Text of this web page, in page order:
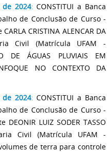
2024: CONSTITUI a Banca
de Conclusão de Curso -
CRISTINA ALENCAR DA
Civil (Matrícula UFAM -
DE ÁGUAS PLUVIAIS EM
NO CONTEXTO DA
2024: CONSTITUI a Banca
de Conclusão de Curso -
LUIZ SODER TASSO
Civil (Matrícula UFAM -
de terra para controle